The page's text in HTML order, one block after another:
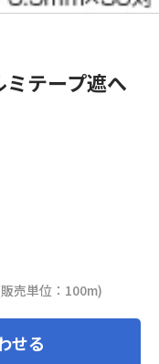
テープ遮へ
売単位：100m)
せる